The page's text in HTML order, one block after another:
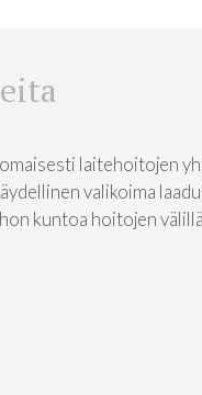
laitehoitojen
valikoima
kuntoa hoitojen välillä